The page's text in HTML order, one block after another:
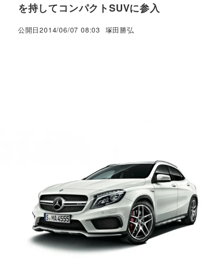
を持してコンパクトSUVに参入
公開日2014/06/07 08:03
著
塚田勝弘